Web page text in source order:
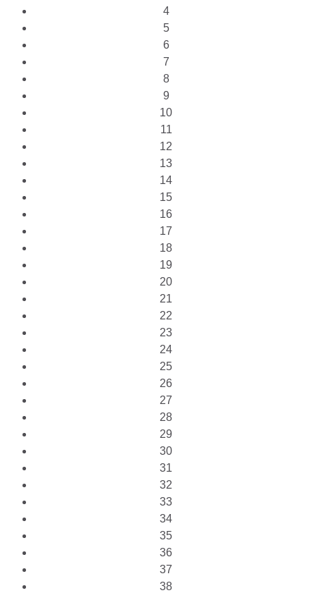
4
5
6
7
8
9
10
11
12
13
14
15
16
17
18
19
20
21
22
23
24
25
26
27
28
29
30
31
32
33
34
35
36
37
38